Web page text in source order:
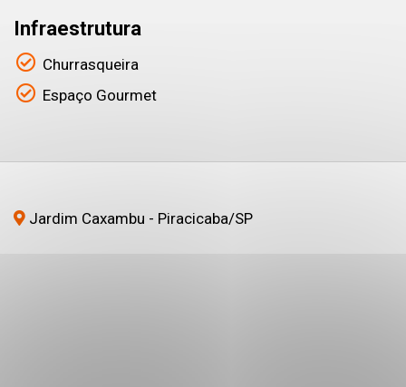
Infraestrutura
Churrasqueira
Espaço Gourmet
Jardim Caxambu - Piracicaba/SP